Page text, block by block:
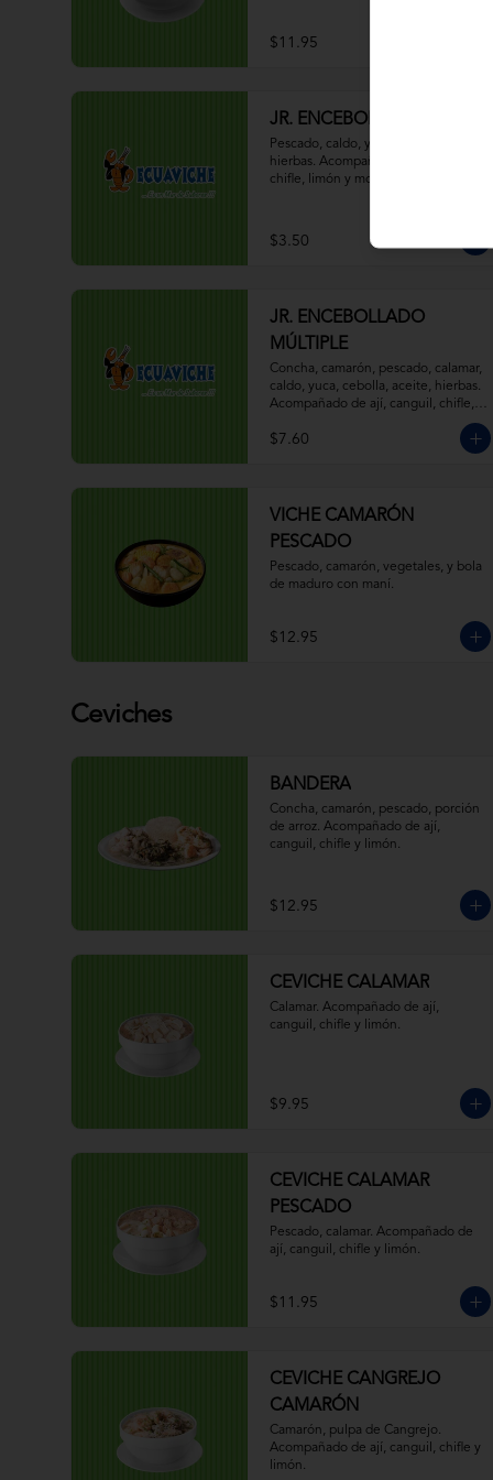
$11.95
JR. ENCEBOLLADO
Pescado, caldo, yuca, cebolla, aceite,
hierbas. Acompañado de ají, canguil,
chifle, limón y mostaza.
$3.50
JR. ENCEBOLLADO
MÚLTIPLE
Concha, camarón, pescado, calamar,
caldo, yuca, cebolla, aceite, hierbas.
Acompañado de ají, canguil, chifle,
$7.60
VICHE CAMARÓN
PESCADO
Pescado, camarón, vegetales, y bola
de maduro con maní.
$12.95
Ceviches
BANDERA
Concha, camarón, pescado, porción
de arroz. Acompañado de ají,
canguil, chifle y limón.
$12.95
CEVICHE CALAMAR
Calamar. Acompañado de ají,
canguil, chifle y limón.
$9.95
CEVICHE CALAMAR
PESCADO
Pescado, calamar. Acompañado de
ají, canguil, chifle y limón.
$11.95
CEVICHE CANGREJO
CAMARÓN
Camarón, pulpa de Cangrejo.
Acompañado de ají, canguil, chifle y
limón.